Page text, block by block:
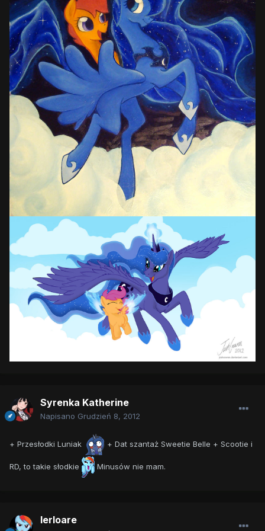
Syrenka Katherine
Napisano Grudzień 8, 2012
+ Przesłodki Luniak + Dat szantaż Sweetie Belle + Scootie i
RD, to takie słodkie Minusów nie mam.
lerloare